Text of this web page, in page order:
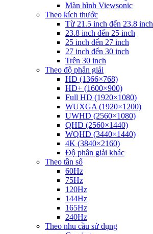
Màn hình Viewsonic
Theo kích thước
Từ 21.5 inch đến 23.8 inch
23.8 inch đến 25 inch
25 inch đến 27 inch
27 inch đến 30 inch
Trên 30 inch
Theo độ phân giải
HD (1366×768)
HD+ (1600×900)
Full HD (1920×1080)
WUXGA (1920×1200)
UWHD (2560×1080)
QHD (2560×1440)
WQHD (3440×1440)
4K (3840×2160)
Độ phân giải khác
Theo tần số
60Hz
75Hz
120Hz
144Hz
165Hz
240Hz
Theo nhu cầu sử dụng